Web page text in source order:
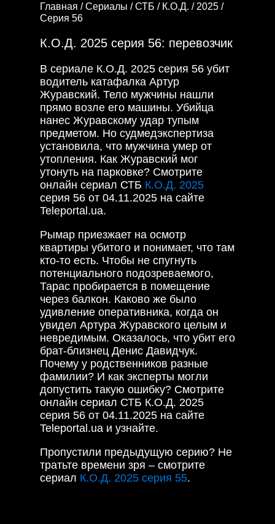
Главная /Сериалы /СТБ / К.О.Д. / 2025 /
Серия 56
К.О.Д. 2025 серия 56: перевозчик
В сериале К.О.Д. 2025 серия 56 убит
водитель катафалка Артур
Журавский. Тело мужчины нашли
прямо возле его машины. Убийца
нанес Журавскому удар тупым
предметом. Но судмедэкспертиза
установила, что мужчина умер от
утопления. Как Журавский мог
утонуть на парковке? Смотрите
онлайн сериал СТБ К.О.Д. 2025
серия 56 от 04.11.2025 на сайте
Teleportal.ua.
Рымар приезжает на осмотр
квартиры убитого и понимает, что там
кто-то есть. Чтобы не спугнуть
потенциального подозреваемого,
Тарас пробирается в помещение
через балкон. Каково же было
удивление оперативника, когда он
увидел Артура Журавского целым и
невредимым. Оказалось, что убит его
брат-близнец Денис Давидчук.
Почему у родственников разные
фамилии? И как эксперты могли
допустить такую ошибку? Смотрите
онлайн сериал СТБ К.О.Д. 2025
серия 56 от 04.11.2025 на сайте
Teleportal.ua и узнайте.
Пропустили предыдущую серию? Не
тратьте времени зря – смотрите
сериал К.О.Д. 2025 серия 55.